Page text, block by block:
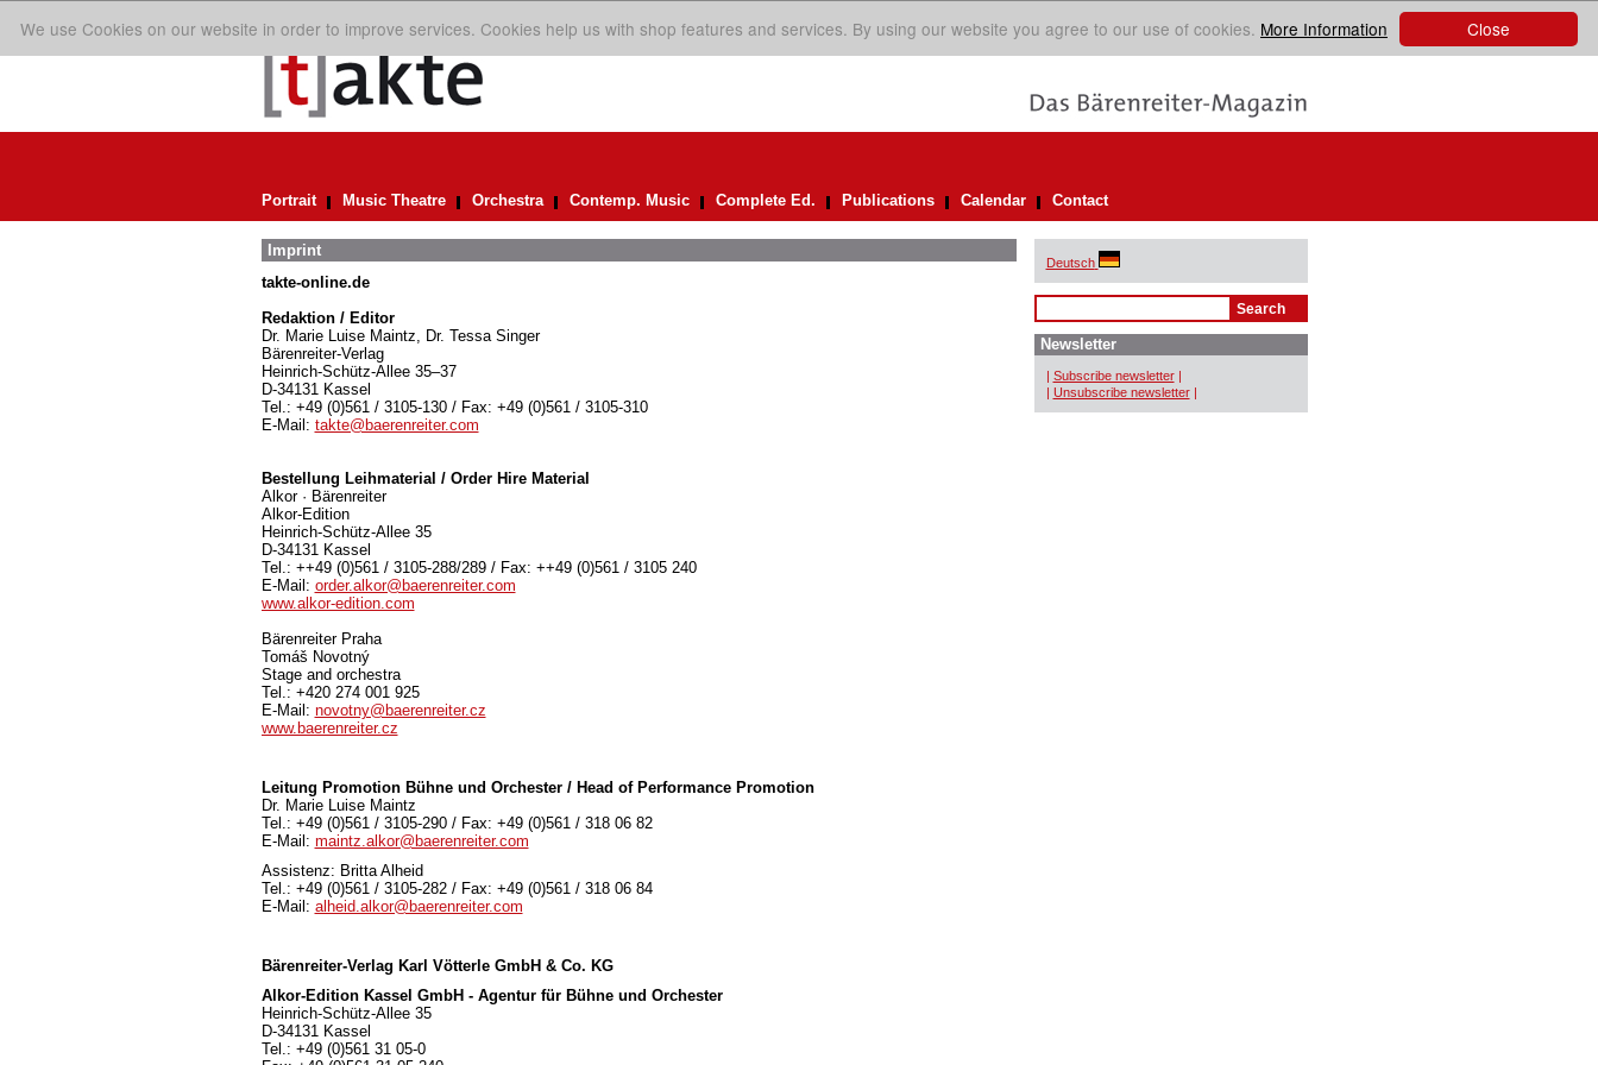
Close
We use Cookies on our website in order to improve services. Cookies help us with shop features and services. By using our website you agree to our use of cookies. More Information
Portrait Music Theatre Orchestra Contemp. Music Complete Ed. Publications Calendar Contact
Imprint
takte-online.de
Redaktion / Editor
Dr. Marie Luise Maintz, Dr. Tessa Singer
Bärenreiter-Verlag
Heinrich-Schütz-Allee 35–37
D-34131 Kassel
Tel.: +49 (0)561 / 3105-130 / Fax: +49 (0)561 / 3105-310
E-Mail: takte@baerenreiter.com
Bestellung Leihmaterial / Order Hire Material
Alkor · Bärenreiter
Alkor-Edition
Heinrich-Schütz-Allee 35
D-34131 Kassel
Tel.: ++49 (0)561 / 3105-288/289 / Fax: ++49 (0)561 / 3105 240
E-Mail: order.alkor@baerenreiter.com
www.alkor-edition.com
Bärenreiter Praha
Tomáš Novotný
Stage and orchestra
Tel.: +420 274 001 925
E-Mail: novotny@baerenreiter.cz
www.baerenreiter.cz
Leitung Promotion Bühne und Orchester / Head of Performance Promotion
Dr. Marie Luise Maintz
Tel.: +49 (0)561 / 3105-290 / Fax: +49 (0)561 / 318 06 82
E-Mail: maintz.alkor@baerenreiter.com
Assistenz: Britta Alheid
Tel.: +49 (0)561 / 3105-282 / Fax: +49 (0)561 / 318 06 84
E-Mail: alheid.alkor@baerenreiter.com
Bärenreiter-Verlag Karl Vötterle GmbH & Co. KG
Alkor-Edition Kassel GmbH - Agentur für Bühne und Orchester
Heinrich-Schütz-Allee 35
D-34131 Kassel
Tel.: +49 (0)561 31 05-0
Deutsch
Newsletter
| Subscribe newsletter |
| Unsubscribe newsletter |